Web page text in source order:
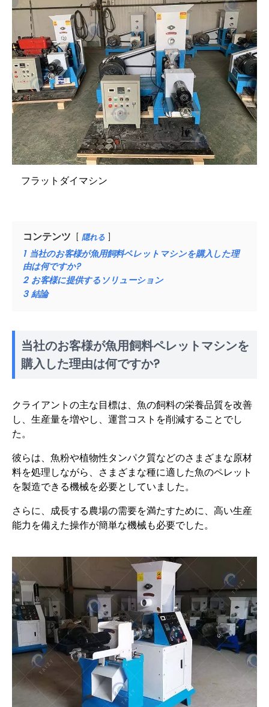
フラットダイマシン
コンテンツ 隠れる
1 当社のお客様が魚用飼料ペレットマシンを購入した理
由は何ですか?
2 お客様に提供するソリューション
3 結論
当社のお客様が魚用飼料ペレットマシンを
購入した理由は何ですか?
クライアントの主な目標は、魚の飼料の栄養品質を改善
し、生産量を増やし、運営コストを削減することでし
た。
彼らは、魚粉や植物性タンパク質などのさまざまな原材
料を処理しながら、さまざまな種に適した魚のペレット
を製造できる機械を必要としていました。
さらに、成長する農場の需要を満たすために、高い生産
能力を備えた操作が簡単な機械も必要でした。